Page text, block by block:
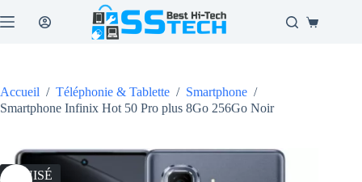
au
Panier
Accueil / Téléphonie & Tablette / Smartphone /
Smartphone Infinix Hot 50 Pro plus 8Go 256Go Noir
ÉPUISÉ